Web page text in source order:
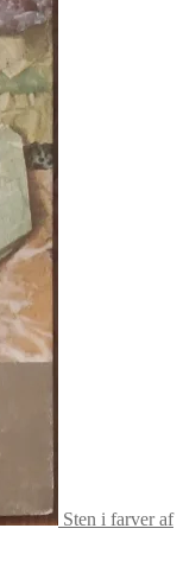
Sten i farver af